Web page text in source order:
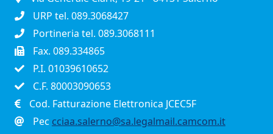
URP tel. 089.3068427
Portineria tel. 089.3068111
Fax. 089.334865
P.I. 01039610652
C.F. 80003090653
Cod. Fatturazione Elettronica JCEC5F
Pec cciaa.salerno@sa.legalmail.camcom.it